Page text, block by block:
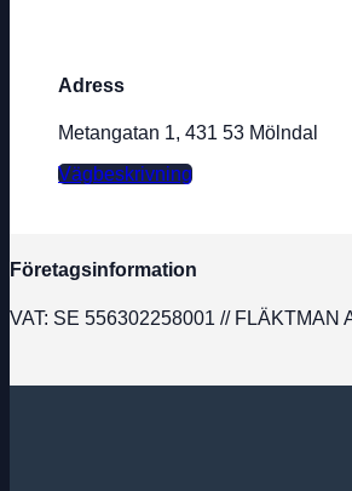
Adress
Metangatan 1, 431 53 Mölndal
Vägbeskrivning
Företagsinformation
VAT: SE 556302258001 // FLÄKTMAN